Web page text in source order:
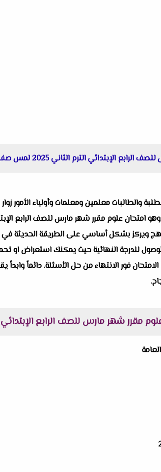
الترم الثاني 2025 لمس صفية عبد الجابر
والطالبات معلمين ومعلمات وأولياء الأمور
ويركز بشكل أساسي على الطريقة الحديثة في
للدرجة النهائية حيث يمكنك استعراض او
الامتحان فور الانتهاء من حل الأسئلة. دائماً
مقرر شهر مارس للصف الرابع الإبتدائي الترم الثاني 2025